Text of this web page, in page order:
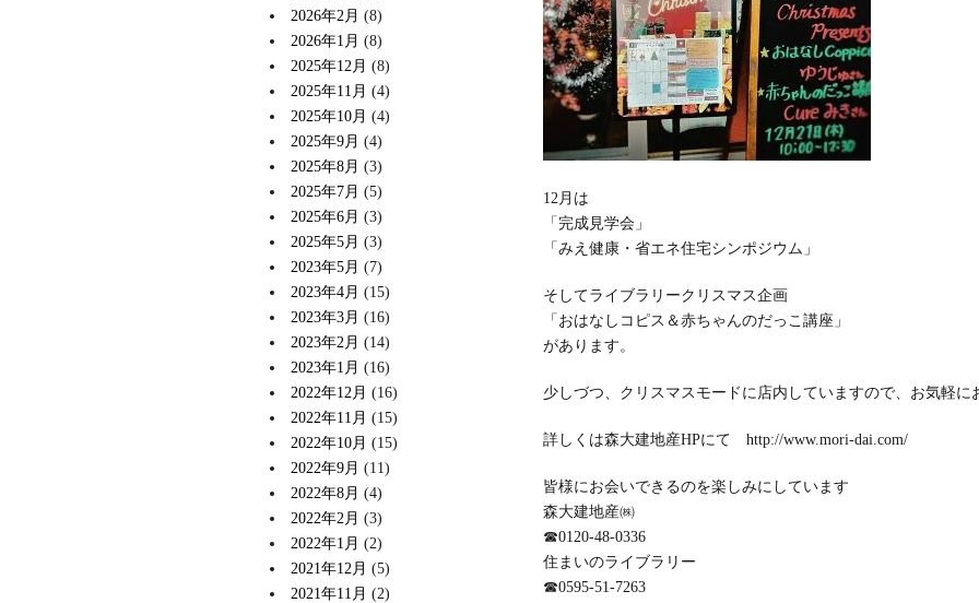
12月は
「完成見学会」
「みえ健康・省エネ住宅シンポジウム」
そしてライブラリークリスマス企画
「おはなしコピス＆赤ちゃんのだっこ講座」
があります。
少しづつ、クリスマスモードに店内していますので、お気軽に
詳しくは森大建地産HPにて http://www.mori-dai.com/
皆様にお会いできるのを楽しみにしています
森大建地産㈱
☎0120-48-0336
住まいのライブラリー
☎0595-51-7263
2026年2月 (8)
2026年1月 (8)
2025年12月 (8)
2025年11月 (4)
2025年10月 (4)
2025年9月 (4)
2025年8月 (3)
2025年7月 (5)
2025年6月 (3)
2025年5月 (3)
2023年5月 (7)
2023年4月 (15)
2023年3月 (16)
2023年2月 (14)
2023年1月 (16)
2022年12月 (16)
2022年11月 (15)
2022年10月 (15)
2022年9月 (11)
2022年8月 (4)
2022年2月 (3)
2022年1月 (2)
2021年12月 (5)
2021年11月 (2)